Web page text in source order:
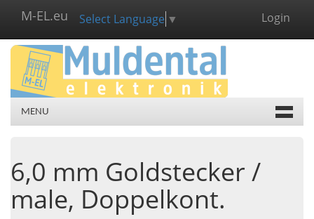
M-EL.eu Select Language ▼ Login
MENU
6,0 mm Goldstecker /
male, Doppelkont.